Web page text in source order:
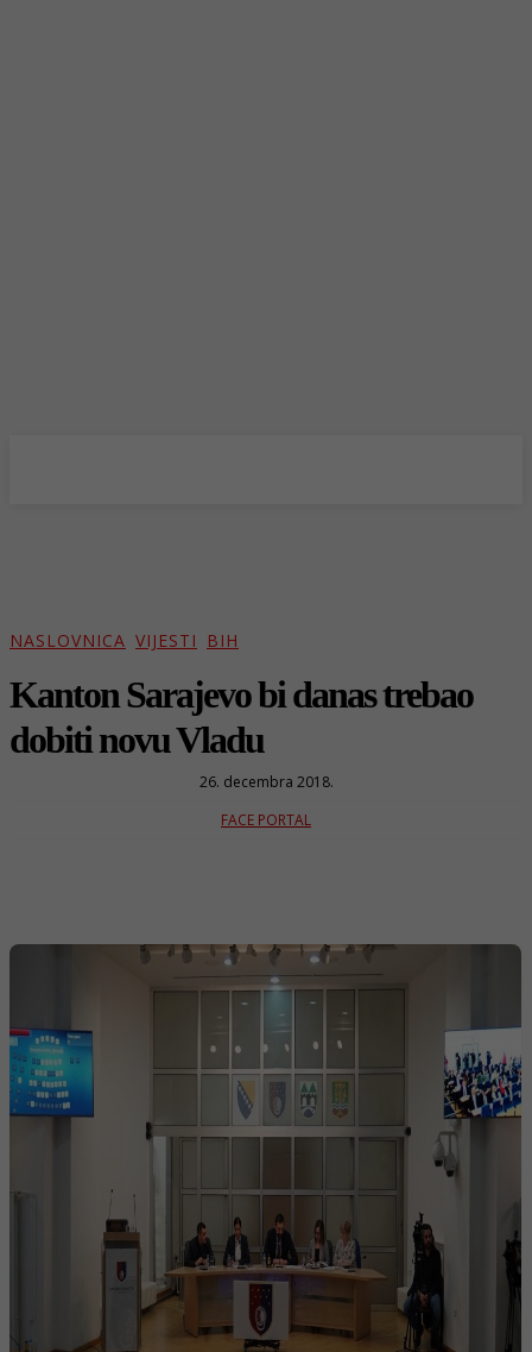
NASLOVNICA VIJESTI BIH
Kanton Sarajevo bi danas trebao
dobiti novu Vladu
26. decembra 2018.
FACE PORTAL